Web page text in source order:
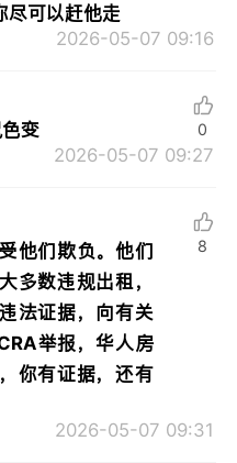
尽可以赶他走
2026-05-07 09:16
变
2026-05-07 09:27
0
他们欺负。他们
多数违规出租，
法证据，向有关
举报，华人房
你有证据，还有
2026-05-07 09:31
8